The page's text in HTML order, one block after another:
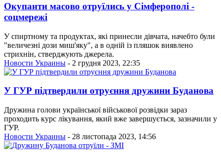
Окупанти масово отруїлись у Сімферополі -
соцмережі
У спиртному та продуктах, які принесли дівчата, начебто були
"величезні дози миш'яку", а в одній із пляшок виявлено
стрихнін, стверджують джерела.
Новости Украины - 2 грудня 2023, 22:35
У ГУР підтвердили отруєння дружини Буданова
Дружина голови української військової розвідки зараз
проходить курс лікування, який вже завершується, зазначили у
ГУР.
Новости Украины - 28 листопада 2023, 14:56